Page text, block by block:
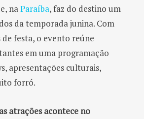
naParaíba, faz do destino um
da temporada junina. Com
de festa, o evento reúne
em uma programação
apresentações culturais,
forró.
atrações acontece no